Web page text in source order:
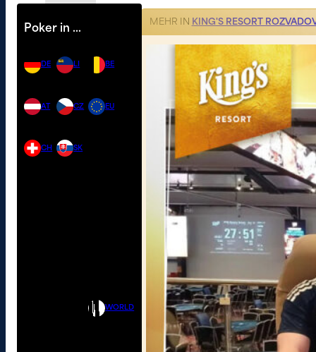
Poker in …
DE
AT
CH
LI
CZ
SK
BE
EU
WORLD
MEHR IN KING'S RESORT